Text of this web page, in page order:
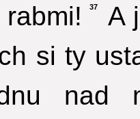
37
A
si ty
nad